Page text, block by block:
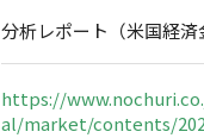
分析レポート（米国経済
https://
al/market/contents/